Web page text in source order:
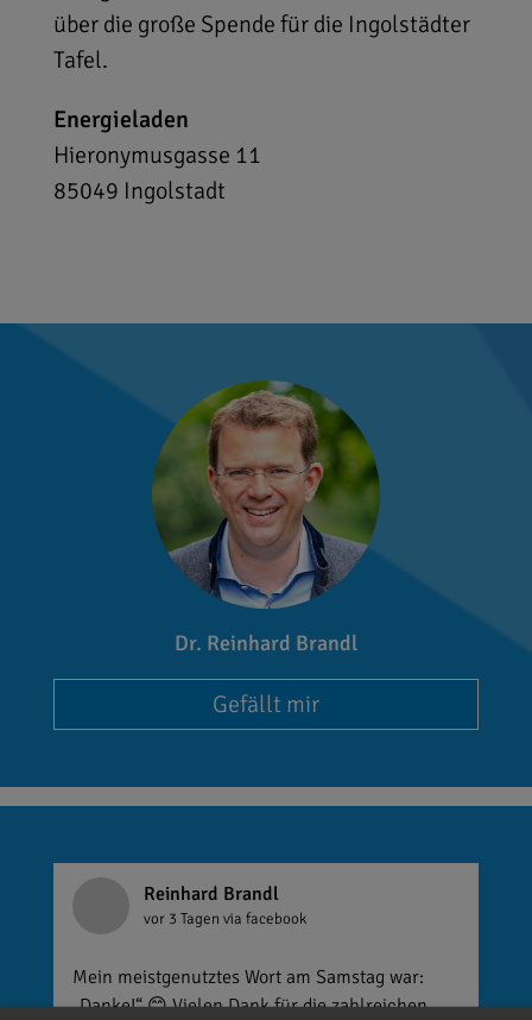
über die große Spende für die Ingolstädter
Tafel.
Energieladen
Hieronymusgasse 11
85049 Ingolstadt
Dr. Reinhard Brandl
Gefällt mir
Reinhard Brandl
vor 3 Tagen via facebook
Mein meistgenutztes Wort am Samstag war:
„Danke!“ 😊 Vielen Dank für die zahlreichen